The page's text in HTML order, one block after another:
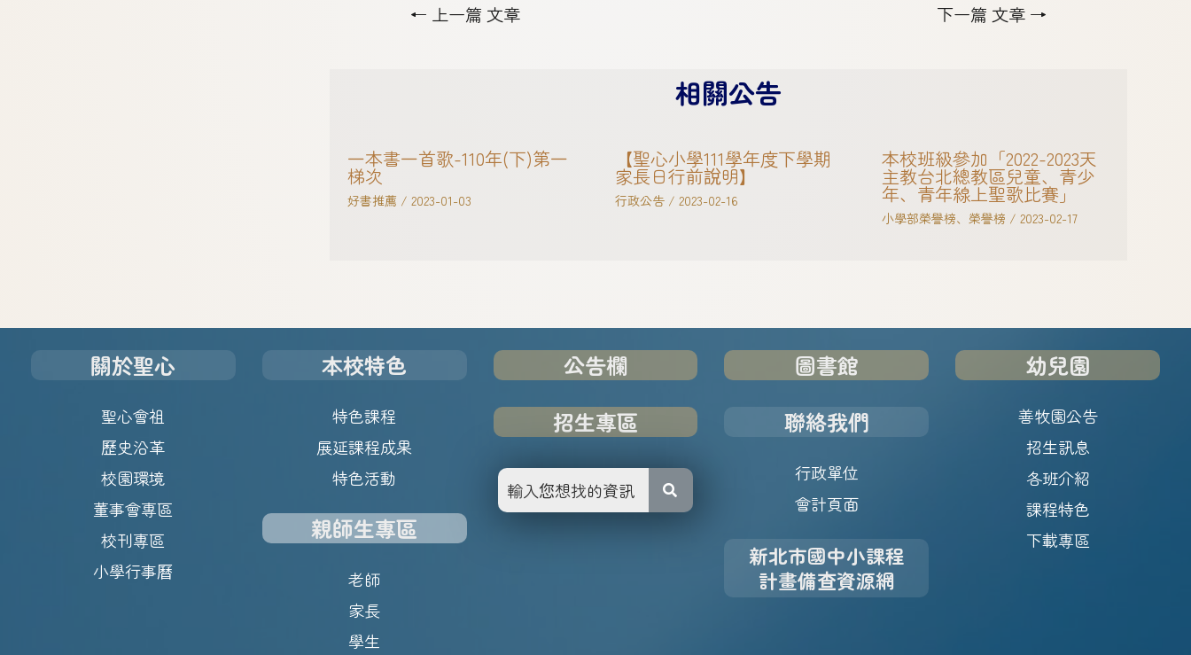
← 上一篇 文章 下一篇 文章 →
相關公告
一本書一首歌-110年(下)第一
梯次
好書推薦 / 2023-01-03
【聖心小學111學年度下學期
家長日行前說明】
行政公告/ 2023-02-16
本校班級參加「2022-2023天
主教台北總教區兒童、青少
年、青年線上聖歌比賽」
小學部榮譽榜、榮譽榜 /2023-02-17
關於聖心
聖心會祖
歷史沿革
校園環境
董事會專區
校刊專區
小學行事曆
本校特色
特色課程
展延課程成果
特色活動
親師生專區
老師
家長
學生
公告欄
招生專區
圖書館
聯絡我們
行政單位
會計頁面
新北市國中小課程
計畫備查資源網
幼兒園
善牧園公告
招生訊息
各班介紹
課程特色
下載專區